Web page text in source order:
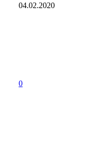
04.02.2020
0